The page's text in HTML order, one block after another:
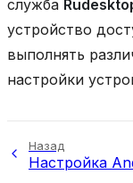
служба
устройство
выполнять
настройки
Назад
Настройка